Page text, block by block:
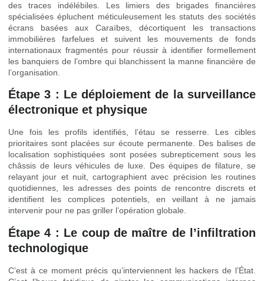
des traces indélébiles. Les limiers des brigades financières
spécialisées épluchent méticuleusement les statuts des sociétés
écrans basées aux Caraïbes, décortiquent les transactions
immobilières farfelues et suivent les mouvements de fonds
internationaux fragmentés pour réussir à identifier formellement
les banquiers de l’ombre qui blanchissent la manne financière de
l’organisation.
Étape 3 : Le déploiement de la surveillance
électronique et physique
Une fois les profils identifiés, l’étau se resserre. Les cibles
prioritaires sont placées sur écoute permanente. Des balises de
localisation sophistiquées sont posées subrepticement sous les
châssis de leurs véhicules de luxe. Des équipes de filature, se
relayant jour et nuit, cartographient avec précision les routines
quotidiennes, les adresses des points de rencontre discrets et
identifient les complices potentiels, en veillant à ne jamais
intervenir pour ne pas griller l’opération globale.
Étape 4 : Le coup de maître de l’infiltration
technologique
C’est à ce moment précis qu’interviennent les hackers de l’État.